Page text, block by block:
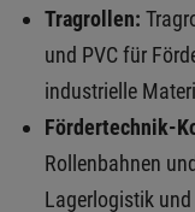
Tragrollen:
und PVC für
industrielle
Fördertechnik-
Rollenbahnen
Lagerlogistik